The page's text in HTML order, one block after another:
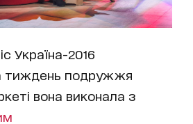
Україна-2016
тиждень подружжя
вона виконала з